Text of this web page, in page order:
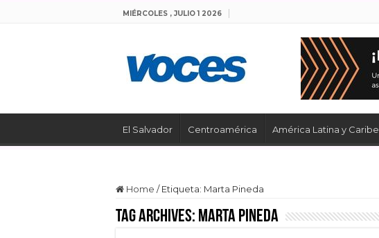
MIÉRCOLES , JULIO 1 2026
El Salvador Centroamérica América Latina y Caribe
Home / Etiqueta: Marta Pineda
Tag Archives: Marta Pineda